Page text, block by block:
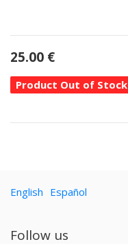
25.00 €
Product Out of Stock
English Español
Follow us